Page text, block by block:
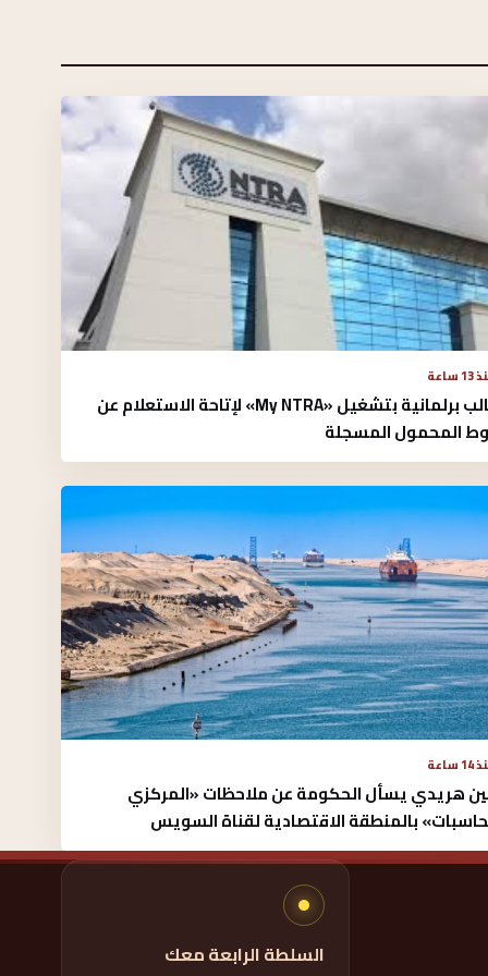
ساعة
مطالب برلمانية بتشغيل «My NTRA» لإتاحة الاستعلام عن
المحمول المسجلة
ساعة
هريدي يسأل الحكومة عن ملاحظات «المركزي
بالمنطقة الاقتصادية لقناة السويس
السلطة الرابعة معك